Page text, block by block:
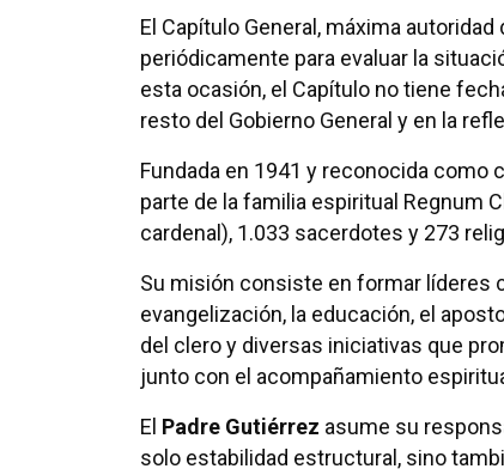
El Capítulo General, máxima
periódicamente para evaluar la
esta ocasión, el Capítulo no tiene
resto del Gobierno General y en la
Fundada en 1941 y reconocida
parte de la familia espiritual Regnum
cardenal), 1.033 sacerdotes y 273
Su misión consiste en formar líderes
evangelización, la educación, el
del clero y diversas iniciativas que
junto con el acompañamiento
El Padre Gutiérrez asume su
solo estabilidad estructural, sino